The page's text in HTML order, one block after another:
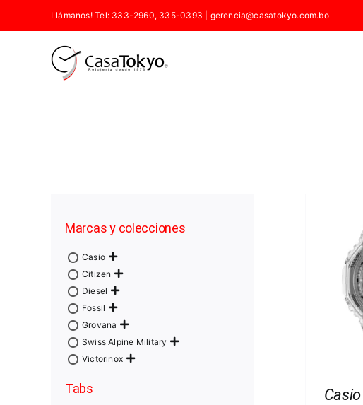
Llámanos! Tel: 333-2960, 335-0393 gerencia@casatokyo.com.bo
Marcas y colecciones
Casio
Citizen
Diesel
Fossil
Grovana
Swiss Alpine Military
Victorinox
Tabs